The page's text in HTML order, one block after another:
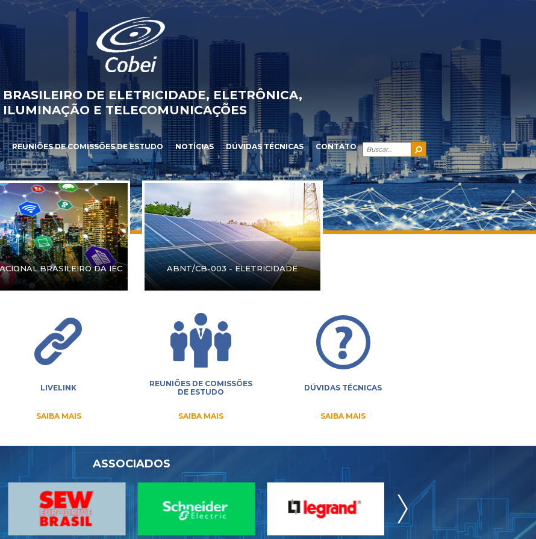
DE ELETRICIDADE, ELETRÔNICA,
ILUMINAÇÃO E TELECOMUNICAÇÕES
REUNIÕES DE COMISSÕES DE ESTUDO NOTÍCIAS DÚVIDAS TÉCNICAS CONTATO
BRASILEIRO DA IEC ABNT/CB-003 - ELETRICIDADE
LIVELINK
SAIBA MAIS
REUNIÕES DE COMISSÕES
DE ESTUDO
SAIBA MAIS
DÚVIDAS TÉCNICAS
SAIBA MAIS
ASSOCIADOS